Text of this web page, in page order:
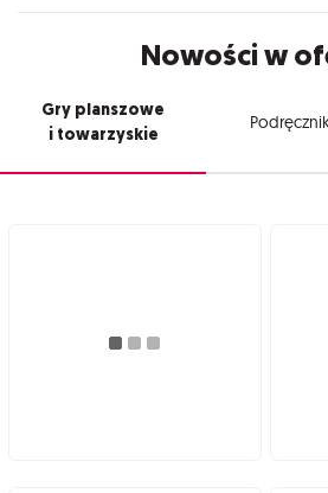
Nowości w
Gry planszowe
i towarzyskie